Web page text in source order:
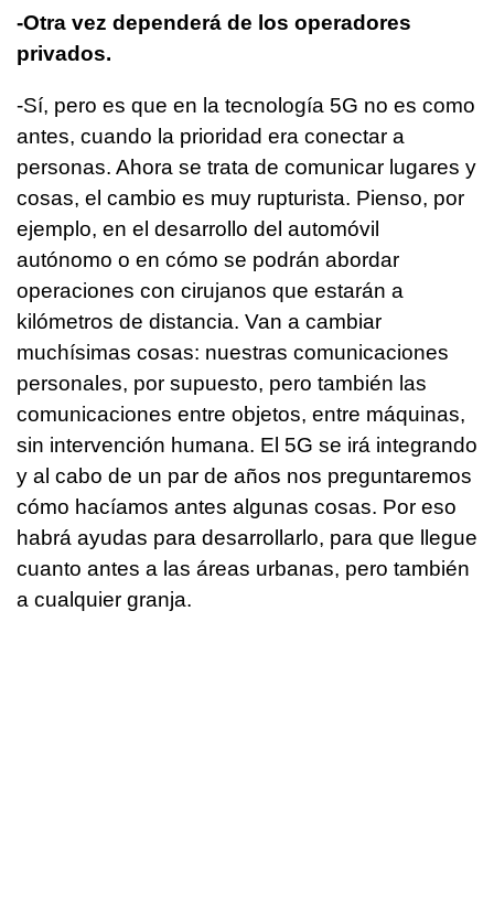
-Otra vez dependerá de los operadores
privados.
-Sí, pero es que en la tecnología 5G no es como
antes, cuando la prioridad era conectar a
personas. Ahora se trata de comunicar lugares y
cosas, el cambio es muy rupturista. Pienso, por
ejemplo, en el desarrollo del automóvil
autónomo o en cómo se podrán abordar
operaciones con cirujanos que estarán a
kilómetros de distancia. Van a cambiar
muchísimas cosas: nuestras comunicaciones
personales, por supuesto, pero también las
comunicaciones entre objetos, entre máquinas,
sin intervención humana. El 5G se irá integrando
y al cabo de un par de años nos preguntaremos
cómo hacíamos antes algunas cosas. Por eso
habrá ayudas para desarrollarlo, para que llegue
cuanto antes a las áreas urbanas, pero también
a cualquier granja.